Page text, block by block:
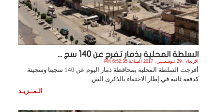
السلطة المحلية بذمار تفرج عن 140 سج ...
الأربعاء , 29 نـوفـمـبـر , 2017 الساعة 6:52:35 PM
أفرجت السلطة المحلية بمحافظة ذمار اليوم عن 140 سجينا وسجينة
كدفعة ثانية في إطار الاحتفاء بالذكرى الس. .
الـمــزيـد